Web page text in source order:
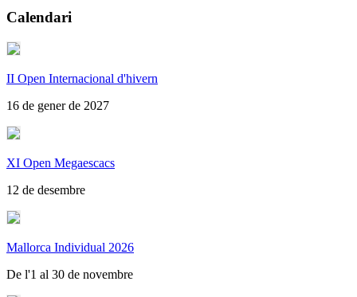
Calendari
II Open Internacional d'hivern
16 de gener de 2027
XI Open Megaescacs
12 de desembre
Mallorca Individual 2026
De l'1 al 30 de novembre